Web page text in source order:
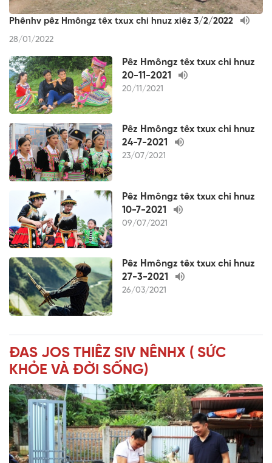
Phênhv pêz Hmôngz têx txux chi hnuz xiêz 3/2/2022
28/01/2022
Pêz Hmôngz têx txux chi hnuz
20-11-2021
20/11/2021
Pêz Hmôngz têx txux chi hnuz
24-7-2021
23/07/2021
Pêz Hmôngz têx txux chi hnuz
10-7-2021
09/07/2021
Pêz Hmôngz têx txux chi hnuz
27-3-2021
26/03/2021
ĐAS JOS THIÊZ SIV NÊNHX ( SỨC
KHỎE VÀ ĐỜI SỐNG)